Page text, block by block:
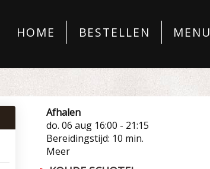
HOME BESTELLEN MENU
Afhalen
do. 06 aug 16:00 - 21:15
Bereidingstijd: 10 min.
Meer